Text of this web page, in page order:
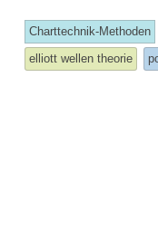
Charttechnik-Methoden
elliott wellen theorie